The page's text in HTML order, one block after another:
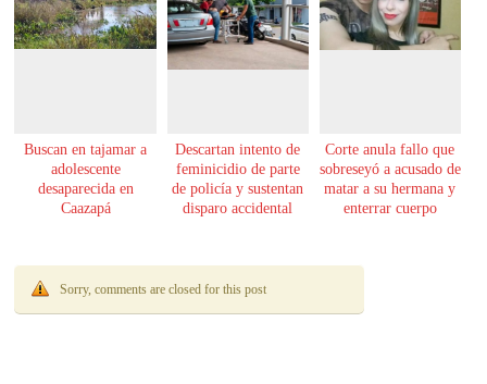
Buscan en tajamar a
adolescente
desaparecida en
Caazapá
Descartan intento de
feminicidio de parte
de policía y sustentan
disparo accidental
Corte anula fallo que
sobreseyó a acusado de
matar a su hermana y
enterrar cuerpo
Sorry, comments are closed for this post